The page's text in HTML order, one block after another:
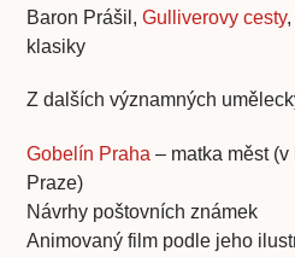
Baron Prášil,Gulliverovy cesty
klasiky
Z dalších významných
Gobelín Praha – matka měst
Praze)
Návrhy poštovních známek
Animovaný film podle jeho